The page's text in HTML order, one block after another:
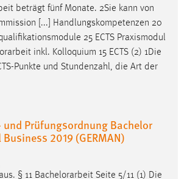
beträgt fünf Monate. 2Sie kann von
[...] Handlungskompetenzen 20
25 ECTS Praxismodul
inkl. Kolloquium 15 ECTS (2) 1Die
Punkte und Stundenzahl, die Art der
und Prüfungsordnung Bachelor
2019 (GERMAN)
§ 11 Bachelorarbeit Seite 5/11 (1) Die